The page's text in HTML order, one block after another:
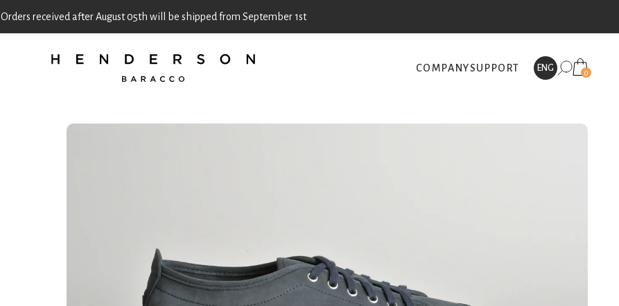
Orders received after August 05th will be shipped from September 1st
COMPANYSUPPORT ENG 0